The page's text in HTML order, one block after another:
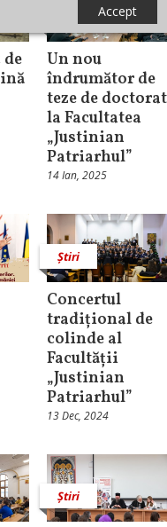
Accept
Un nou
îndrumător de
teze de doctorat
la Facultatea
„Justinian
Patriarhul”
14 Ian, 2025
Știri
Concertul
tradițional de
colinde al
Facultății
„Justinian
Patriarhul”
13 Dec, 2024
Știri